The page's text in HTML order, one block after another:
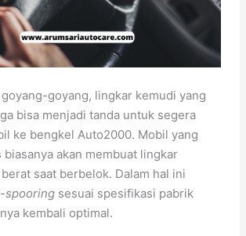
goyang, lingkar kemudi yang
bisa menjadi tanda untuk segera
ke bengkel Auto2000. Mobil yang
akan membuat lingkar
saat berbelok. Dalam hal ini
spooring sesuai spesifikasi pabrik
kembali optimal.